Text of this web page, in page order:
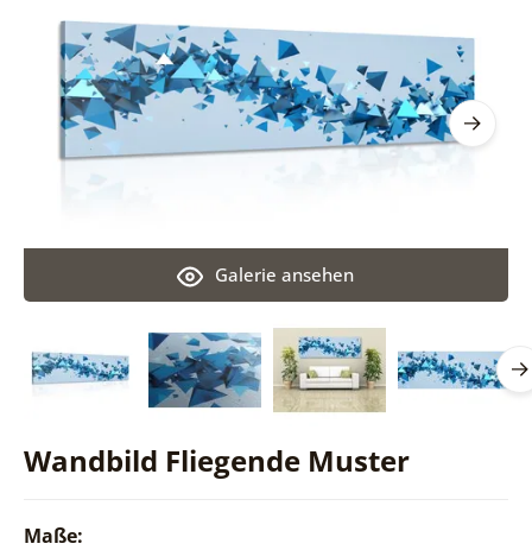
Wandbild Fliegende Muster
Galerie ansehen
Maße: